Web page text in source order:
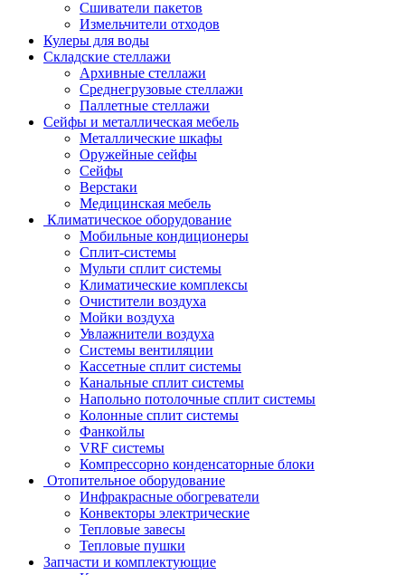
Сшиватели пакетов
Измельчители отходов
Кулеры для воды
Складские стеллажи
Архивные стеллажи
Среднегрузовые стеллажи
Паллетные стеллажи
Сейфы и металлическая мебель
Металлические шкафы
Оружейные сейфы
Сейфы
Верстаки
Медицинская мебель
Климатическое оборудование
Мобильные кондиционеры
Сплит-системы
Мульти сплит системы
Климатические комплексы
Очистители воздуха
Мойки воздуха
Увлажнители воздуха
Системы вентиляции
Кассетные сплит системы
Канальные сплит системы
Напольно потолочные сплит системы
Колонные сплит системы
Фанкойлы
VRF системы
Компрессорно конденсаторные блоки
Отопительное оборудование
Инфракрасные обогреватели
Конвекторы электрические
Тепловые завесы
Тепловые пушки
Запчасти и комплектующие